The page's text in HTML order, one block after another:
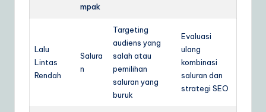
mpak
Lalu
Lintas
Rendah
Salura
n
Targeting
audiens yang
salah atau
pemilihan
saluran yang
buruk
Evaluasi
ulang
kombinasi
saluran dan
strategi SEO